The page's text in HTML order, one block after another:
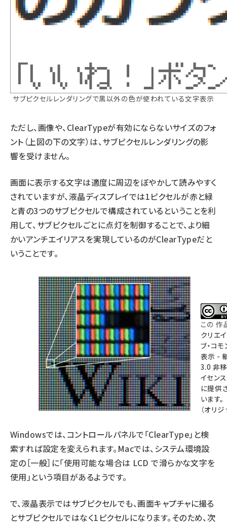
サブピクセルレンダリングで黒以外の色が使われている文字表示
ただし、画像や、ClearTypeが有効にならないサイズのフォ
ント（上図の下の文字）は、サブピクセルレンダリングの影
響を受けません。
画面に表示する文字は適度に周辺をぼやかして読みやすく
されていますが、液晶ディスプレイでは1ピクセルが赤と緑
と青の3つのサブピクセルで構成されているということを利
用して、サブピクセルごとに点灯を制御することで、より細
かいアンチエイリアスを実現しているのがClearTypeだと
いうことです。
この 作
クリエ
ブ・コ
表示 -
3.0 非
イセン
に提供
います。
（オリジ
Windowsでは、コントロールパネルで「ClearType」と検
索すれば設定を変えられます。Macでは、システム環境設
定の［一般］に「使用可能な場合は LCD で滑らかな文字を
使用」という項目があるようです。
で、液晶表示ではサブピクセルでも、画面キャプチャに撮る
とサブピクセルではなく1ピクセルになります。そのため、次